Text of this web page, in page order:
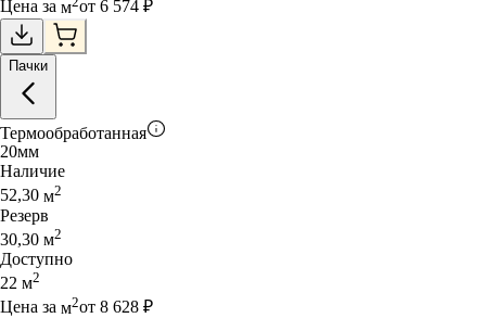
Цена за м от 6 574 ₽
Пачки
Термообработанная
20мм
Наличие
52,30 м2
Резерв
30,30 м2
Доступно
22 м2
Цена за м2от 8 628 ₽